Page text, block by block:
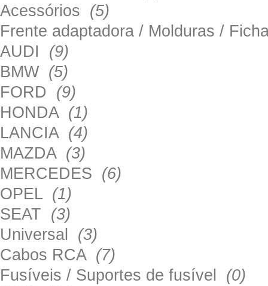
Acessórios (5)
Frente adaptadora / Molduras /
AUDI (9)
BMW (5)
FORD (9)
HONDA (1)
LANCIA (4)
MAZDA (3)
MERCEDES (6)
OPEL (1)
SEAT (3)
Universal (3)
Cabos RCA (7)
Fusíveis / Suportes de fusível (0)